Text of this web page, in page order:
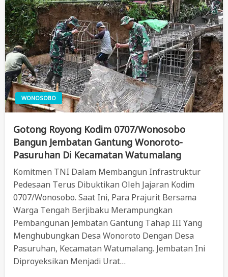
WONOSOBO
Gotong Royong Kodim 0707/Wonosobo
Bangun Jembatan Gantung Wonoroto-
Pasuruhan Di Kecamatan Watumalang
Komitmen TNI Dalam Membangun Infrastruktur
Pedesaan Terus Dibuktikan Oleh Jajaran Kodim
0707/Wonosobo. Saat Ini, Para Prajurit Bersama
Warga Tengah Berjibaku Merampungkan
Pembangunan Jembatan Gantung Tahap III Yang
Menghubungkan Desa Wonoroto Dengan Desa
Pasuruhan, Kecamatan Watumalang. Jembatan Ini
Diproyeksikan Menjadi Urat…